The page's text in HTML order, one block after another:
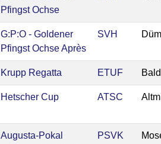
Pfingst Ochse
G:P:O - Goldener
Pfingst Ochse Après
SVH
Krupp Regatta ETUF
Hetscher Cup ATSC
Augusta-Pokal
PSVK